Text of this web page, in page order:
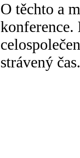
O těchto a
konference.
strávený čas.